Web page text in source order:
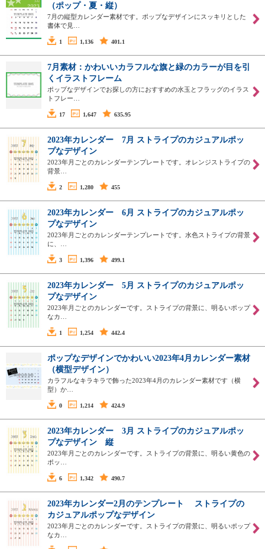
（ポップ・夏・縦）
7月の縦型カレンダー素材です。ポップなデザインにスッキリとした
書体で見…
1 1,136 401.1
7月素材：かわいいカラフルな旗と緑のカラーが目を引
くイラストフレーム
ポップなデザインでお探しの方におすすめの水玉とフラッグのイラス
トフレー…
17 1,647 635.95
2023年カレンダー 7月 ストライプのカジュアルポッ
プなデザイン
2023年月ごとのカレンダーテンプレートです。オレンジストライプの
背景…
2 1,280 455
2023年カレンダー 6月 ストライプのカジュアルポッ
プなデザイン
2023年月ごとのカレンダーテンプレートです。水色ストライプの背景
に、…
3 1,396 499.1
2023年カレンダー 5月 ストライプのカジュアルポッ
プなデザイン
2023年月ごとのカレンダーです。ストライプの背景に、明るいポップ
なカ…
1 1,254 442.4
ポップなデザインでかわいい2023年4月カレンダー素材
（横型デザイン）
カラフルなキラキラで飾った2023年4月のカレンダー素材です（横
型）か…
0 1,214 424.9
2023年カレンダー 3月 ストライプのカジュアルポッ
プなデザイン 縦
2023年月ごとのカレンダーです。ストライプの背景に、明るい黄色の
ポッ…
6 1,342 490.7
2023年カレンダー2月のテンプレート ストライプの
カジュアルポップなデザイン
2023年月ごとのカレンダーです。ストライプの背景に、明るいポップ
なカ…